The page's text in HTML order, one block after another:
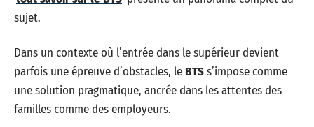
sujet.
Dans un contexte où l’entrée dans le supérieur devient
parfois une épreuve d’obstacles, le BTSs’impose comme
une solution pragmatique, ancrée dans les attentes des
familles comme des employeurs.